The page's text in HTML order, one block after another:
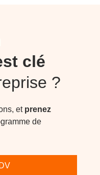
clé
?
etprenez
de